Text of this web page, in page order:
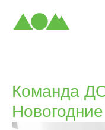
Команда